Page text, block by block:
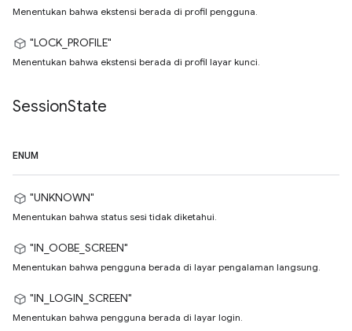
Menentukan bahwa ekstensi berada di profil pengguna.
"LOCK_PROFILE"
Menentukan bahwa ekstensi berada di profil layar kunci.
SessionState
ENUM
"UNKNOWN"
Menentukan bahwa status sesi tidak diketahui.
"IN_OOBE_SCREEN"
Menentukan bahwa pengguna berada di layar pengalaman langsung.
"IN_LOGIN_SCREEN"
Menentukan bahwa pengguna berada di layar login.